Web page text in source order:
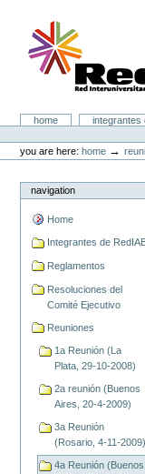
content.
Portal RedIAB
Sectionshome integrantes
tools
you are here: home →
navigation
Home
Integrantes de
Reglamentos
Resoluciones del
Comité Ejecutivo
Reuniones
1a Reunión (La
Plata, 29-10-2008)
2a reunión (Buenos
Aires, 20-4-2009)
3a Reunión
(Rosario, 4-11-2009)
4a Reunión (Buenos